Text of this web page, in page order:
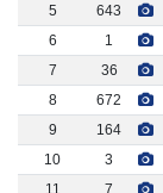
5
643
6
1
7
36
8
672
9
164
10
3
11
7